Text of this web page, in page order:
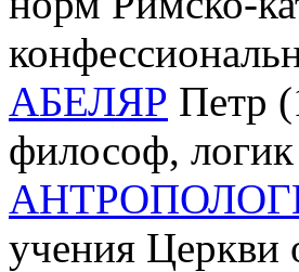
АБЕЛЯР Петр
философ, логик
учения Церкви